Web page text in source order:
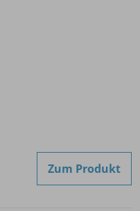
Zum Produkt